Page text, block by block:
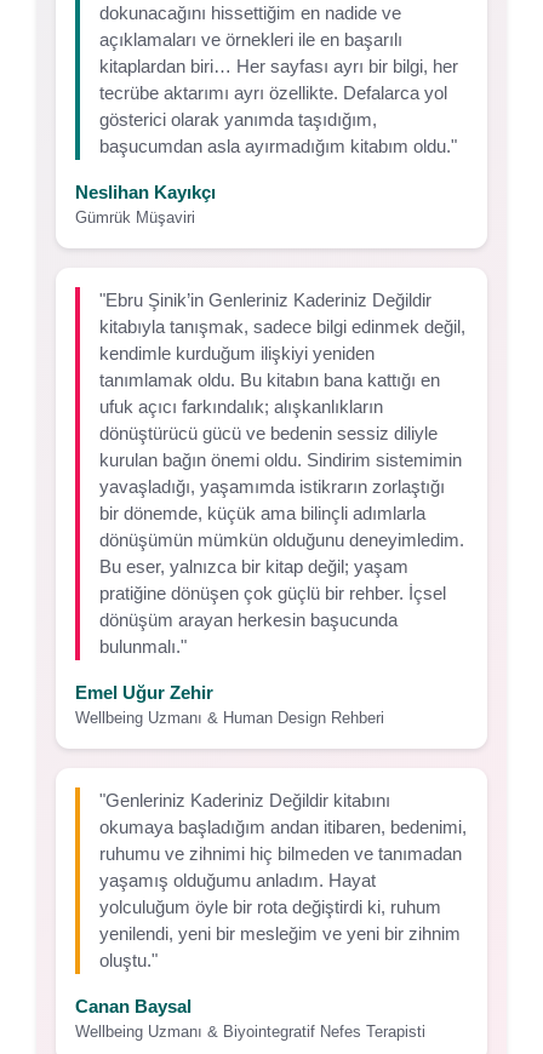
dokunacağını hissettiğim en nadide ve
açıklamaları ve örnekleri ile en başarılı
kitaplardan biri… Her sayfası ayrı bir bilgi, her
tecrübe aktarımı ayrı özellikte. Defalarca yol
gösterici olarak yanımda taşıdığım,
başucumdan asla ayırmadığım kitabım oldu."
Neslihan Kayıkçı
Gümrük Müşaviri
"Ebru Şinik’in Genleriniz Kaderiniz Değildir
kitabıyla tanışmak, sadece bilgi edinmek değil,
kendimle kurduğum ilişkiyi yeniden
tanımlamak oldu. Bu kitabın bana kattığı en
ufuk açıcı farkındalık; alışkanlıkların
dönüştürücü gücü ve bedenin sessiz diliyle
kurulan bağın önemi oldu. Sindirim sistemimin
yavaşladığı, yaşamımda istikrarın zorlaştığı
bir dönemde, küçük ama bilinçli adımlarla
dönüşümün mümkün olduğunu deneyimledim.
Bu eser, yalnızca bir kitap değil; yaşam
pratiğine dönüşen çok güçlü bir rehber. İçsel
dönüşüm arayan herkesin başucunda
bulunmalı."
Emel Uğur Zehir
Wellbeing Uzmanı & Human Design Rehberi
"Genleriniz Kaderiniz Değildir kitabını
okumaya başladığım andan itibaren, bedenimi,
ruhumu ve zihnimi hiç bilmeden ve tanımadan
yaşamış olduğumu anladım. Hayat
yolculuğum öyle bir rota değiştirdi ki, ruhum
yenilendi, yeni bir mesleğim ve yeni bir zihnim
oluştu."
Canan Baysal
Wellbeing Uzmanı & Biyointegratif Nefes Terapisti